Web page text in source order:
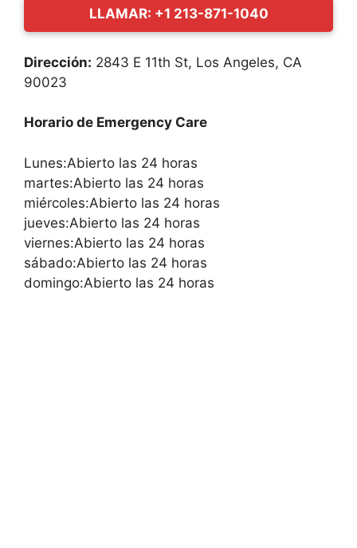
LLAMAR: +1 213-871-1040
Dirección: 2843 E 11th St, Los Angeles, CA
90023
Horario de Emergency Care
Lunes:Abierto las 24 horas
martes:Abierto las 24 horas
miércoles:Abierto las 24 horas
jueves:Abierto las 24 horas
viernes:Abierto las 24 horas
sábado:Abierto las 24 horas
domingo:Abierto las 24 horas